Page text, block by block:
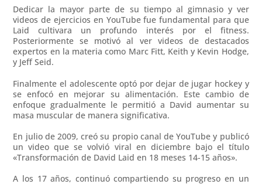
Dedicar la mayor parte de su tiempo al gimnasio y ver
videos de ejercicios en YouTube fue fundamental para que
Laid cultivara un profundo interés por el fitness.
Posteriormente se motivó al ver videos de destacados
expertos en la materia como Marc Fitt, Keith y Kevin Hodge,
y Jeff Seid.
Finalmente el adolescente optó por dejar de jugar hockey y
se enfocó en mejorar su alimentación. Este cambio de
enfoque gradualmente le permitió a David aumentar su
masa muscular de manera significativa.
En julio de 2009, creó su propio canal de YouTube y publicó
un video que se volvió viral en diciembre bajo el título
«Transformación de David Laid en 18 meses 14-15 años».
A los 17 años, continuó compartiendo su progreso en un